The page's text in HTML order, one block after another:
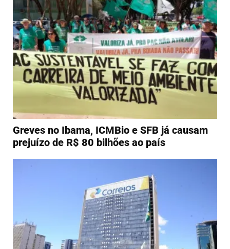
Greves no Ibama, ICMBio e SFB já causam
prejuízo de R$ 80 bilhões ao país